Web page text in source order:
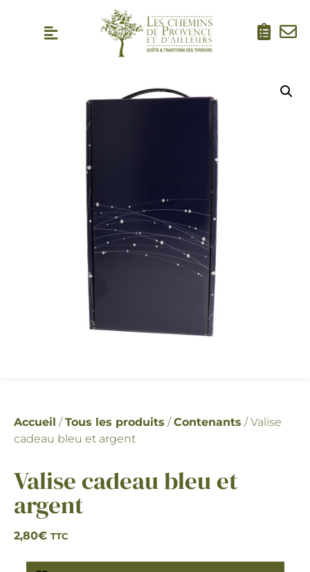
Accueil /Tous les produits /Contenants / Valise
cadeau bleu et argent
Valise cadeau bleu et
argent
2,80€ TTC